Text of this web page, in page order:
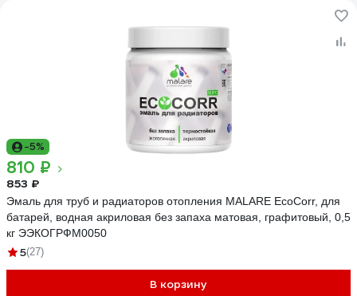
-5%
810 ₽
853 ₽
Эмаль для труб и радиаторов отопления MALARE EcoCorr, для
батарей, водная акриловая без запаха матовая, графитовый, 0,5
кг ЭЭКОГРФМ0050
5(27)
В корзину